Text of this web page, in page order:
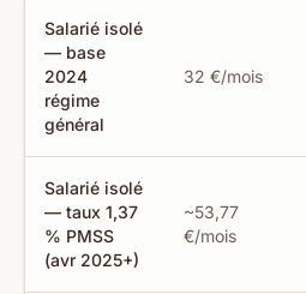
Salarié isolé
— base
2024
régime
général
32 €/mois
Salarié isolé
— taux 1,37
% PMSS
(avr 2025+)
~53,77
€/mois